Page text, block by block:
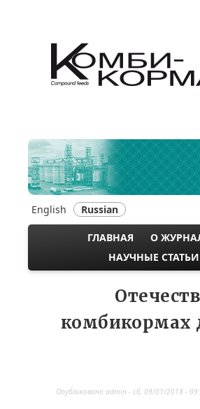
English Russian
NAVIGATION
ГЛАВНАЯ О
НАУЧНЫЕ СТАТЬИ
комбикормах
Опубликовано admin - сб, 09/01/2018 -